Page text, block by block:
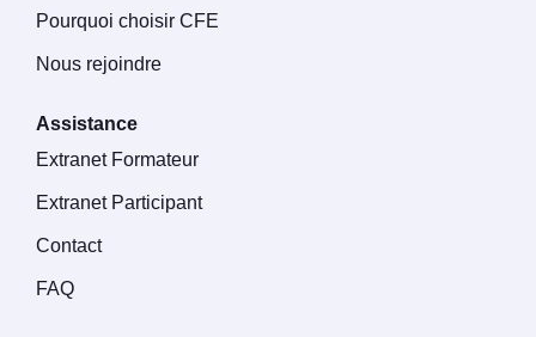
Pourquoi choisir CFE
Nous rejoindre
Assistance
Extranet Formateur
Extranet Participant
Contact
FAQ